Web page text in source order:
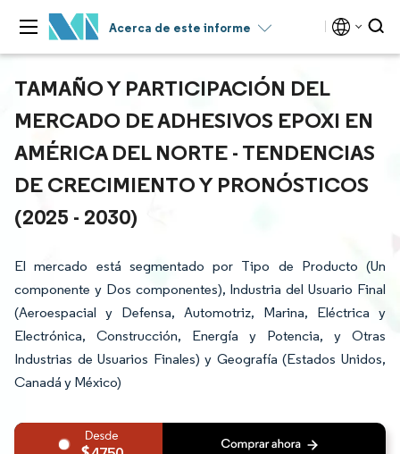
Acerca de este informe
TAMAÑO Y PARTICIPACIÓN DEL
MERCADO DE ADHESIVOS EPOXI EN
AMÉRICA DEL NORTE - TENDENCIAS
DE CRECIMIENTO Y PRONÓSTICOS
(2025 - 2030)
El mercado está segmentado por Tipo de Producto (Un
componente y Dos componentes), Industria del Usuario Final
(Aeroespacial y Defensa, Automotriz, Marina, Eléctrica y
Electrónica, Construcción, Energía y Potencia, y Otras
Industrias de Usuarios Finales) y Geografía (Estados Unidos,
Canadá y México)